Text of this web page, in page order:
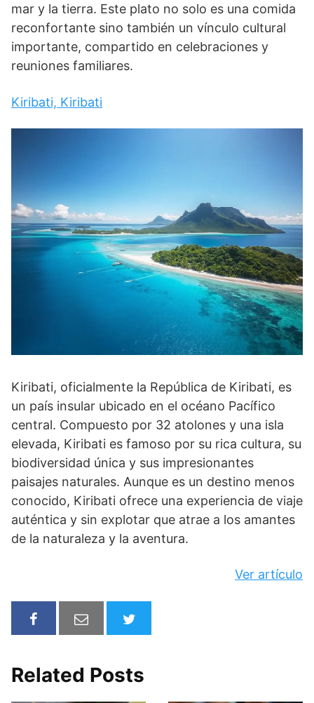
mar y la tierra. Este plato no solo es una comida
reconfortante sino también un vínculo cultural
importante, compartido en celebraciones y
reuniones familiares.
Kiribati, Kiribati
Kiribati, oficialmente la República de Kiribati, es
un país insular ubicado en el océano Pacífico
central. Compuesto por 32 atolones y una isla
elevada, Kiribati es famoso por su rica cultura, su
biodiversidad única y sus impresionantes
paisajes naturales. Aunque es un destino menos
conocido, Kiribati ofrece una experiencia de viaje
auténtica y sin explotar que atrae a los amantes
de la naturaleza y la aventura.
Ver artículo
Related Posts